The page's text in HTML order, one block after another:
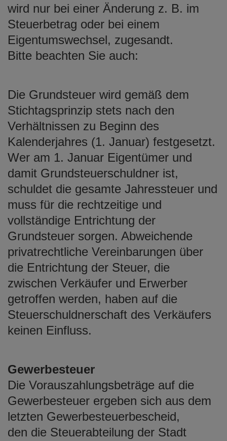
wird nur bei einer Änderung z. B. im
Steuerbetrag oder bei einem
Eigentumswechsel, zugesandt.
Bitte beachten Sie auch:
Die Grundsteuer wird gemäß dem
Stichtagsprinzip stets nach den
Verhältnissen zu Beginn des
Kalenderjahres (1. Januar) festgesetzt.
Wer am 1. Januar Eigentümer und
damit Grundsteuerschuldner ist,
schuldet die gesamte Jahressteuer und
muss für die rechtzeitige und
vollständige Entrichtung der
Grundsteuer sorgen. Abweichende
privatrechtliche Vereinbarungen über
die Entrichtung der Steuer, die
zwischen Verkäufer und Erwerber
getroffen werden, haben auf die
Steuerschuldnerschaft des Verkäufers
keinen Einfluss.
Gewerbesteuer
Die Vorauszahlungsbeträge auf die
Gewerbesteuer ergeben sich aus dem
letzten Gewerbesteuerbescheid,
den die Steuerabteilung der Stadt